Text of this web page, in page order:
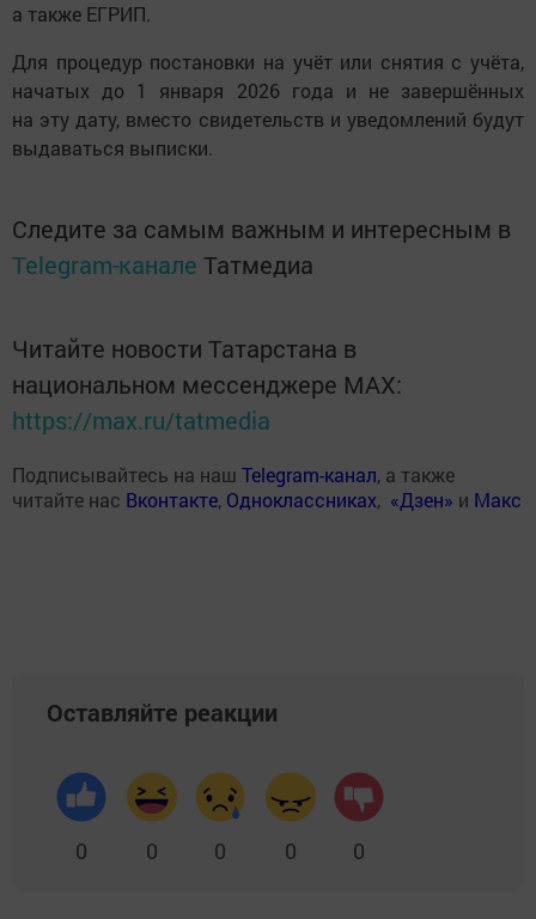
а также ЕГРИП.
Для процедур постановки на учёт или снятия с учёта,
начатых до 1 января 2026 года и не завершённых
на эту дату, вместо свидетельств и уведомлений будут
выдаваться выписки.
Следите за самым важным и интересным в
Telegram-канале Татмедиа
Читайте новости Татарстана в
национальном мессенджере MАХ:
https://max.ru/tatmedia
Подписывайтесь на наш Telegram-канал, а также
читайте нас Вконтакте, Одноклассниках, «Дзен» и Макс
Оставляйте реакции
0 0 0 0 0